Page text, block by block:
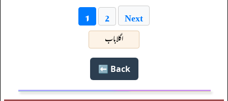
1 2 Next
اگلا باب
Back ⬅️